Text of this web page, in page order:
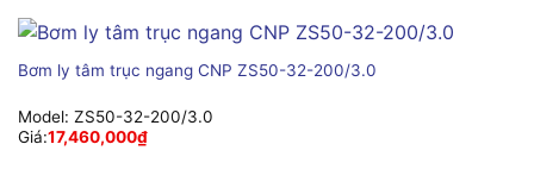
Bơm ly tâm trục ngang CNP ZS50-32-200/3.0
Model: ZS50-32-200/3.0
Giá:17,460,000₫